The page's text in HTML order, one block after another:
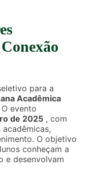
para a
Acadêmica
O evento
de 2025 , com
O objetivo
conheçam a
e desenvolvam